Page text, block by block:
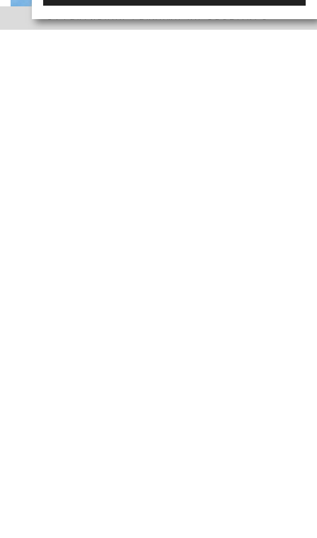
«САМАРСКОЕ ОБОЗРЕНИЕ» И «ДЕЛО»
ЭФФЕКТИВНАЯ РЕКЛАМА НА OBOZ.INFO